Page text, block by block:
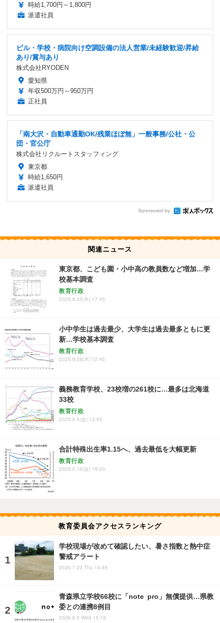
時給1,700円～1,800円
派遣社員
ビル・学校・病院向け空調設備の法人営業/未経験歓迎/昇給
あり/賞与あり
株式会社RYODEN
愛知県
年収500万円～950万円
正社員
「南大沢・自動車通勤OK/残業ほぼ無」一般事務/公社・公
団・官公庁
株式会社リクルートスタッフィング
東京都
時給1,650円
派遣社員
Sponsored by
関連ニュース
東京都、こども園・小中高の教員数など増加…学
校基本調査
教育行政
2025.9.25(木) 17:45
小中学生は過去最少、大学生は過去最多ともに更
新…学校基本調査
教育行政
2025.8.28(木) 12:45
義務教育学校、23校増の261校に…最多は北海道
33校
教育行政
2025.9.5(金) 13:45
合計特殊出生率1.15へ、過去最低を大幅更新
教育行政
2025.5.16(金) 19:00
教育委員会アクセスランキング
学校現場が改めて確認したい、暑さ指数と熱中症
警戒アラート
2026.7.23 Thu 16:45
青森県立学校66校に「note pro」無償提供…県教
委との連携8例目
2026.8.5 Wed 15:18